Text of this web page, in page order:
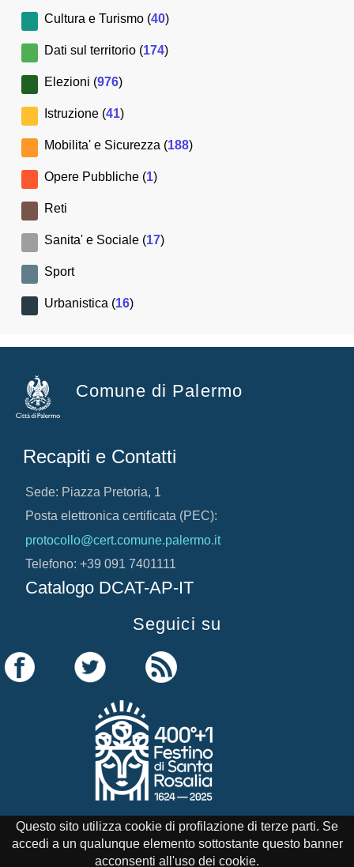
Cultura e Turismo (40)
Dati sul territorio (174)
Elezioni (976)
Istruzione (41)
Mobilita' e Sicurezza (188)
Opere Pubbliche (1)
Reti
Sanita' e Sociale (17)
Sport
Urbanistica (16)
Comune di Palermo
Recapiti e Contatti
Sede: Piazza Pretoria, 1
Posta elettronica certificata (PEC):
protocollo@cert.comune.palermo.it
Telefono: +39 091 7401111
Catalogo DCAT-AP-IT
Seguici su
Credits Note Legali Cookie Policy
Questo sito utilizza cookie di profilazione di terze parti. Se
accedi a un qualunque elemento sottostante questo banner
acconsenti all'uso dei cookie.